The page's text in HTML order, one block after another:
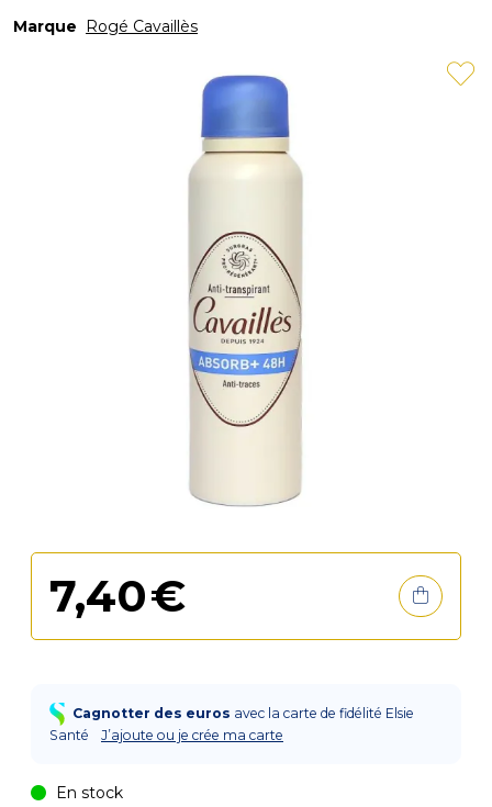
Marque Rogé Cavaillès
7,40€
Cagnotter des euros avec la carte de fidélité Elsie
Santé
J’ajoute ou je crée ma carte
En stock